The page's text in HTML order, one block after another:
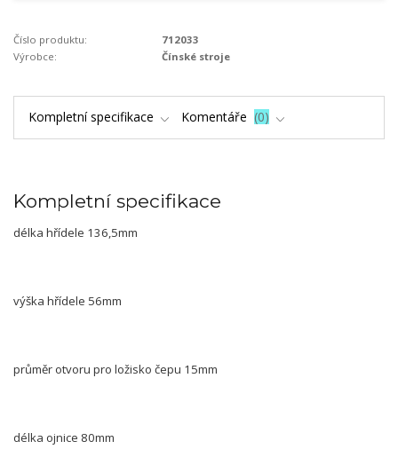
Číslo produktu:
712033
Výrobce:
Čínské stroje
Kompletní specifikace Komentáře 0
Kompletní specifikace
délka hřídele 136,5mm
výška hřídele 56mm
průměr otvoru pro ložisko čepu 15mm
délka ojnice 80mm